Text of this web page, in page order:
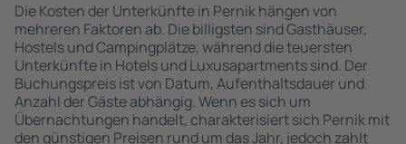
Die Kosten der Unterkünfte in Pernik hängen von
mehreren Faktoren ab. Die billigsten sind Gasthäuser,
Hostels und Campingplätze, während die teuersten
Unterkünfte in Hotels und Luxusapartments sind. Der
Buchungspreis ist von Datum, Aufenthaltsdauer und
Anzahl der Gäste abhängig. Wenn es sich um
Übernachtungen handelt, charakterisiert sich Pernik mit
den günstigen Preisen rund um das Jahr, jedoch zahlt